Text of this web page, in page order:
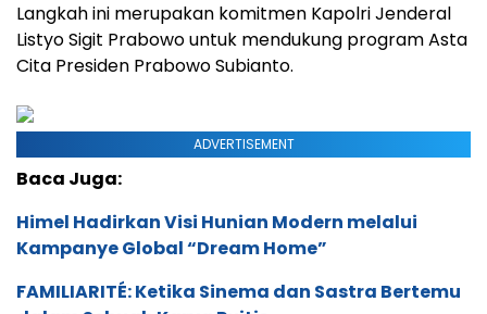
Langkah ini merupakan komitmen Kapolri Jenderal
Listyo Sigit Prabowo untuk mendukung program Asta
Cita Presiden Prabowo Subianto.
ADVERTISEMENT
Baca Juga:
Himel Hadirkan Visi Hunian Modern melalui
Kampanye Global “Dream Home”
FAMILIARITÉ: Ketika Sinema dan Sastra Bertemu